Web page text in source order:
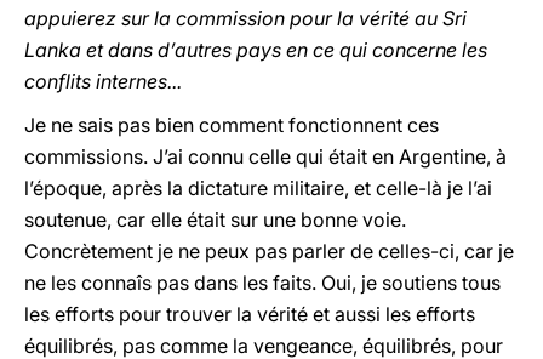
appuierez sur la commission pour la vérité au Sri
Lanka et dans d’autres pays en ce qui concerne les
conflits internes...
Je ne sais pas bien comment fonctionnent ces
commissions. J’ai connu celle qui était en Argentine, à
l’époque, après la dictature militaire, et celle-là je l’ai
soutenue, car elle était sur une bonne voie.
Concrètement je ne peux pas parler de celles-ci, car je
ne les connaîs pas dans les faits. Oui, je soutiens tous
les efforts pour trouver la vérité et aussi les efforts
équilibrés, pas comme la vengeance, équilibrés, pour